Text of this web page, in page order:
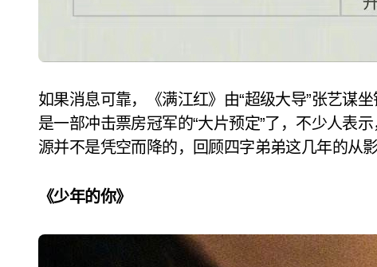
如果消息可靠，《满江红》由“超级大导”张艺谋
是一部冲击票房冠军的“大片预定”了，不少人表
源并不是凭空而降的，回顾四字弟弟这几年的从
《少年的你》